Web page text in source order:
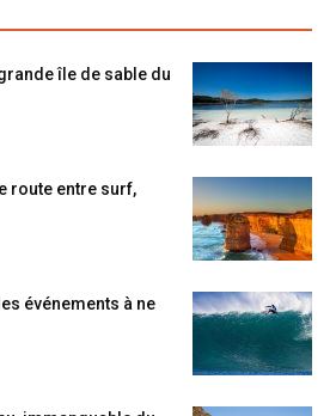
île de sable du
route entre surf,
événements à ne